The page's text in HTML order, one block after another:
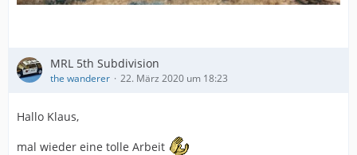
MRL 5th Subdivision
the wanderer 22. März 2020 um 18:23
Hallo Klaus,
mal wieder eine tolle Arbeit